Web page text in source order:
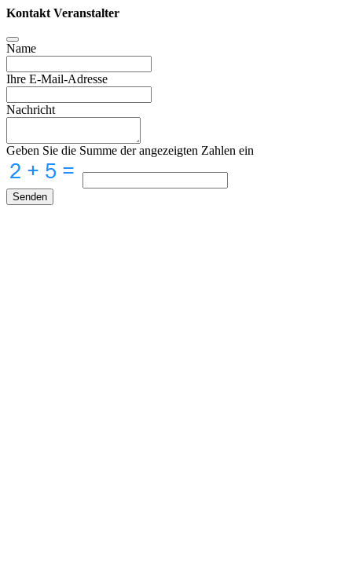
Kontakt Veranstalter
Name
Ihre E-Mail-Adresse
Nachricht
Geben Sie die Summe der angezeigten Zahlen ein